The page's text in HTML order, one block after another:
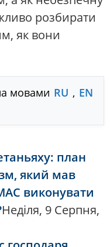
розбирати
як вони
мовами RU , EN
план
який мав
виконувати
Неділя, 9 Серпня,